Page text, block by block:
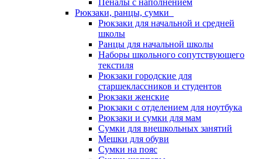
Пеналы с наполнением
Рюкзаки, ранцы, сумки
Рюкзаки для начальной и средней
школы
Ранцы для начальной школы
Наборы школьного сопутствующего
текстиля
Рюкзаки городские для
старшеклассников и студентов
Рюкзаки женские
Рюкзаки с отделением для ноутбука
Рюкзаки и сумки для мам
Сумки для внешкольных занятий
Мешки для обуви
Сумки на пояс